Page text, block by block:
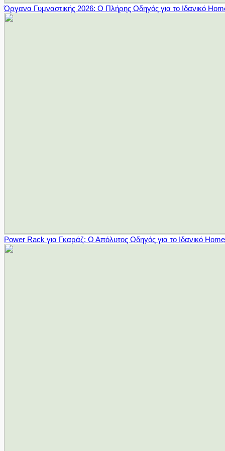
Όργανα Γυμναστικής 2026: Ο Πλήρης Οδηγός για το Ιδανικό
Power Rack για Γκαράζ: Ο Απόλυτος Οδηγός για το Ιδανικό